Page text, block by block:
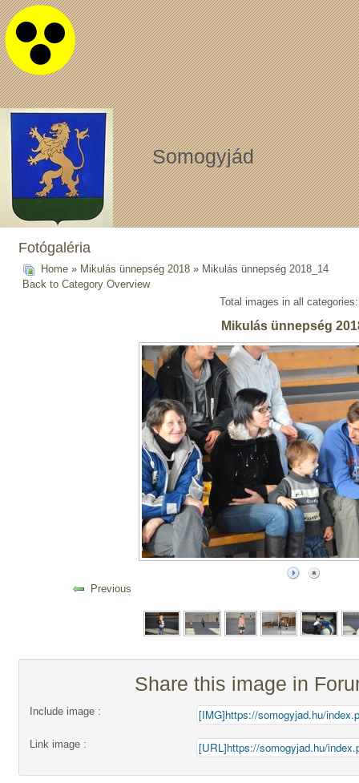
Somogyjád
Fotógaléria
Home » Mikulás ünnepség 2018 » Mikulás ünnepség 2018_14
Back to Category Overview
Total images in all
Mikulás ünnepség
Previous
Share this image in
Include image :
Link image :